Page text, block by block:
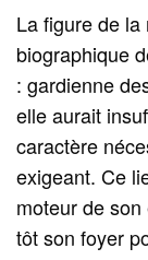
La figure de
biographique
: gardienne
elle aurait
caractère
exigeant. Ce
moteur de
tôt son foyer